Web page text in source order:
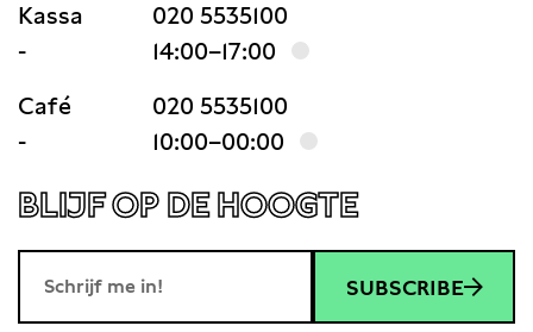
Kassa
020 5535100
-
14:00–17:00
Café
020 5535100
-
10:00–00:00
BLIJF OP DE HOOGTE
SUBSCRIBE